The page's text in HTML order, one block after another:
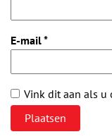
E-mail*
Vink dit aan als